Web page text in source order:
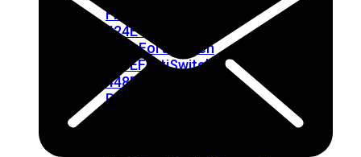
FPOE
424E-
FiberFortiSwitch
448EFortiSwitch
448E-
POE